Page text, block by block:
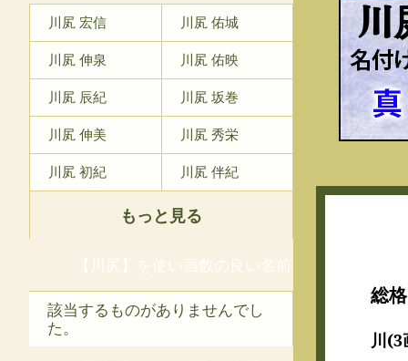
川㞍 宏信 川㞍 佑城
川㞍 伸泉 川㞍 佑映
川㞍 辰紀 川㞍 坂巻
川㞍 伸美 川㞍 秀栄
川㞍 初紀 川㞍 伴紀
もっと見る
【川㞍】を使い画数の良い名前
該当するものがありませんでし
た。
川
総格
川